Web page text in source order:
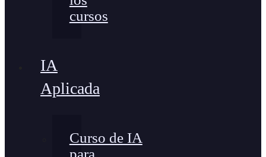
cursos
IA
Aplicada
Curso de IA
para